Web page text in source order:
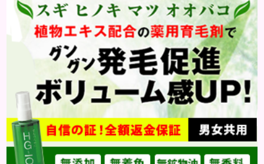
メリハリがなく腑抜けた印象になり、目元が引き締ま
らず、ぼやけて見...